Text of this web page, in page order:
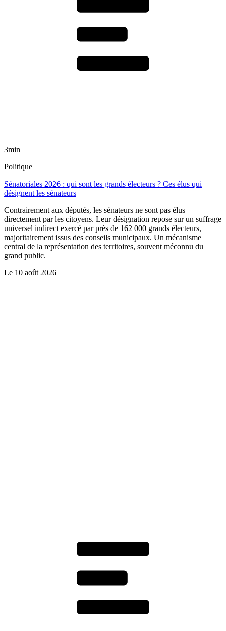
3min
Politique
Sénatoriales 2026 : qui sont les grands électeurs ? Ces élus qui
désignent les sénateurs
Contrairement aux députés, les sénateurs ne sont pas élus
directement par les citoyens. Leur désignation repose sur un suffrage
universel indirect exercé par près de 162 000 grands électeurs,
majoritairement issus des conseils municipaux. Un mécanisme
central de la représentation des territoires, souvent méconnu du
grand public.
Le 10 août 2026